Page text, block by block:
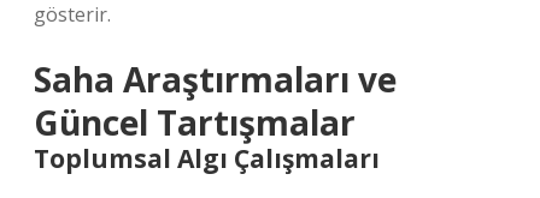
gösterir.
Saha Araştırmaları ve
Güncel Tartışmalar
Toplumsal Algı Çalışmaları